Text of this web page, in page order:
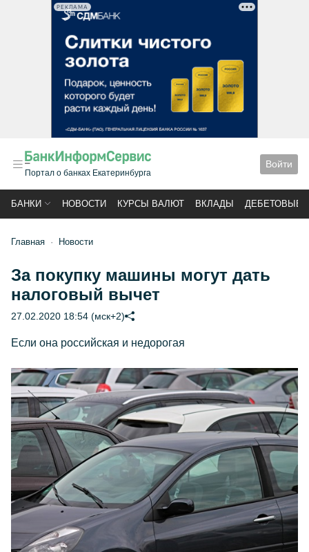
РЕКЛАМА
Портал о банках Екатеринбурга
Войти
БАНКИ НОВОСТИ КУРСЫ ВАЛЮТ ВКЛАДЫ ДЕБЕТОВЫЕ
Главная Новости
За покупку машины могут дать
налоговый вычет
27.02.2020 18:54 (мск+2)
Если она российская и недорогая